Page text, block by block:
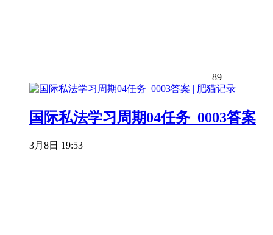
89
国际私法学习周期04任务_0003答案
3月8日 19:53